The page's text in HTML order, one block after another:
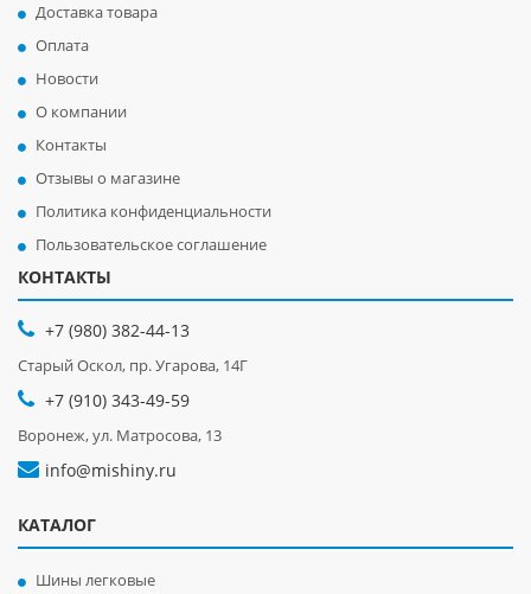
Доставка товара
Оплата
Новости
О компании
Контакты
Отзывы о магазине
Политика конфиденциальности
Пользовательское соглашение
КОНТАКТЫ
+7 (980) 382-44-13
Старый Оскол, пр. Угарова, 14Г
+7 (910) 343-49-59
Воронеж, ул. Матросова, 13
info@mishiny.ru
КАТАЛОГ
Шины легковые